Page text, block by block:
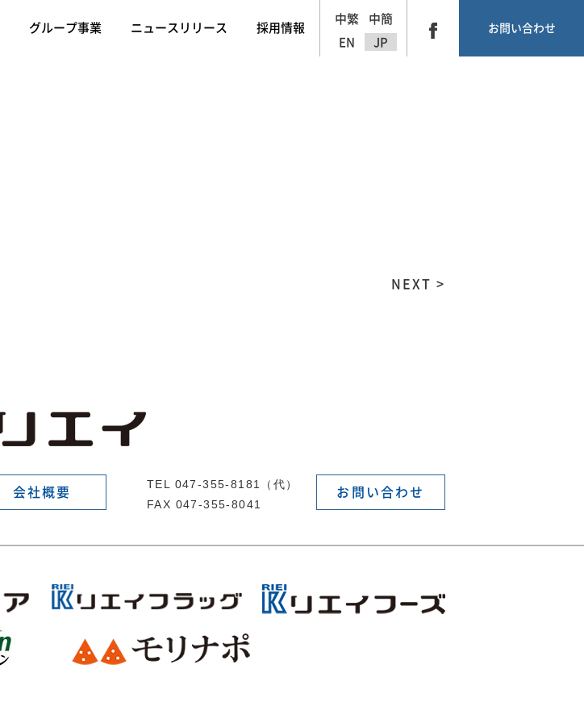
グループ事業 ニュースリリース 採用情報
中繁
中簡
EN
JP
お問い合わせ
NEXT >
会社概要
TEL 047-355-8181（代）
FAX 047-355-8041
お問い合わせ